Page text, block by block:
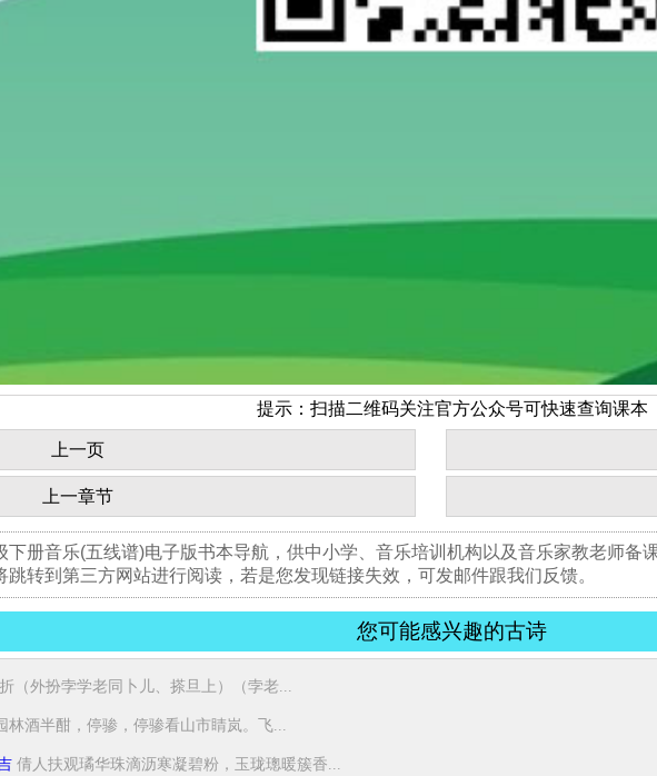
提示：扫描二维码关注官方公众号可快速查询课本
上一页
上一章节
册音乐(五线谱)电子版书本导航，供中小学、音乐培训机构以及音乐家教老师
转到第三方网站进行阅读，若是您发现链接失效，可发邮件跟我们反馈。
您可能感兴趣的古诗
（外扮孛学老同卜儿、搽旦上）（孛老...
林酒半酣，停骖，停骖看山市睛岚。飞...
倩人扶观璚华珠滴沥寒凝碧粉，玉珑璁暖簇香...